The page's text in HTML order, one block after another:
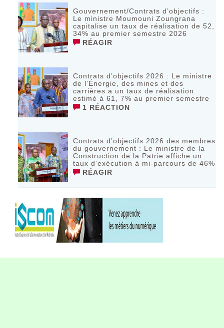
Gouvernement/Contrats d’objectifs :
Le ministre Moumouni Zoungrana
capitalise un taux de réalisation de 52,
34% au premier semestre 2026
RÉAGIR
Contrats d’objectifs 2026 : Le ministre
de l’Énergie, des mines et des
carrières a un taux de réalisation
estimé à 61, 7% au premier semestre
1 RÉACTION
Contrats d’objectifs 2026 des membres
du gouvernement : Le ministre de la
Construction de la Patrie affiche un
taux d’exécution à mi-parcours de 46%
RÉAGIR